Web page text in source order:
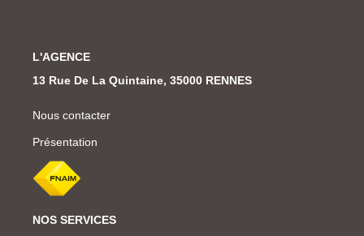
L'AGENCE
13 Rue De La Quintaine, 35000 RENNES
Nous contacter
Présentation
NOS SERVICES